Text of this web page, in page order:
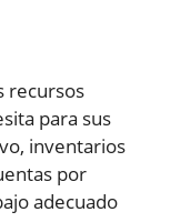
recursos
para sus
inventarios
por
adecuado